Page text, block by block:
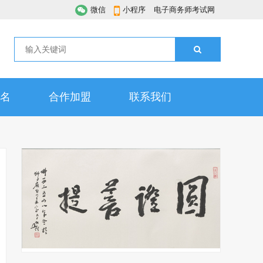
微信 小程序 电子商务师考试网
合作加盟 联系我们